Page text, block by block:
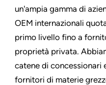
un'ampia gamma di
OEM internazionali
primo livello fino a
proprietà privata.
catene di concessionari
fornitori di materie